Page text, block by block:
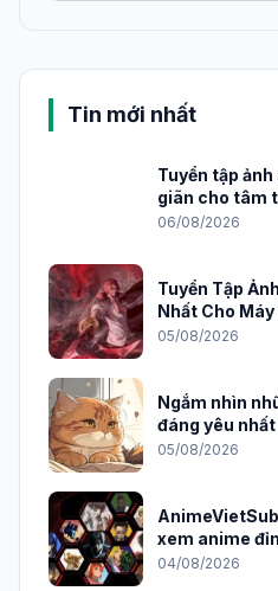
Tin mới nhất
Tuyển tập
giãn cho tâm
06/08/2026
Tuyển Tập
Nhất Cho
05/08/2026
Ngắm nhìn
đáng yêu nhất
05/08/2026
xem anime
04/08/2026